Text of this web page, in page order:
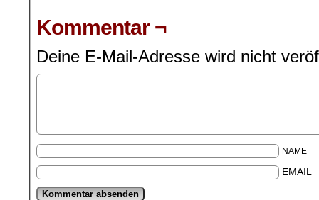
Kommentar ¬
Deine E-Mail-Adresse wird nicht
NAME
EMAIL